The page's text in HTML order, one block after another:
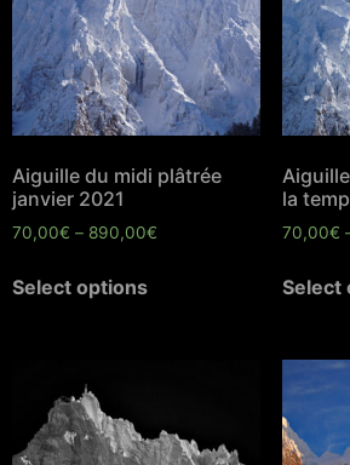
Aiguille du midi plâtrée
janvier 2021
70,00€ – 890,00€
Select options
la
70,00€
Select